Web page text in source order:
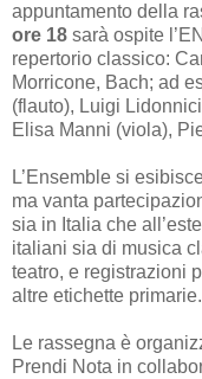
appuntamento della
ore 18 sarà ospite
repertorio classico:
Morricone, Bach; ad
(flauto), Luigi
Elisa Manni (viola),
L’Ensemble si
ma vanta
sia in Italia che
italiani sia di musica
teatro, e registrazioni
altre etichette primarie.
Le rassegna è
Prendi Nota in